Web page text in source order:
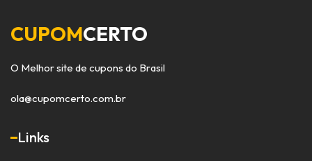
CUPOMCERTO
O Melhor site de cupons do Brasil
ola@cupomcerto.com.br
Links